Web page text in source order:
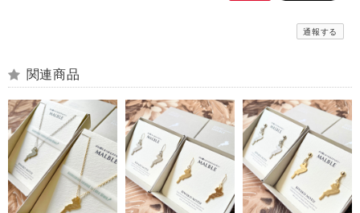
通報する
関連商品